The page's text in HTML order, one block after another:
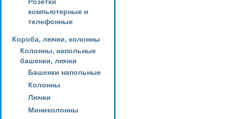
компьютерные и
телефонные
Короба, лючки, колонны
Колонны, напольные
башенки, лючки
Башенки напольные
Колонны
Лючки
Миниколонны